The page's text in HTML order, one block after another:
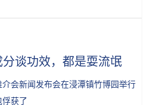
分谈功效，都是耍流氓
会新闻发布会在浸潭镇竹博园举行
俘获了